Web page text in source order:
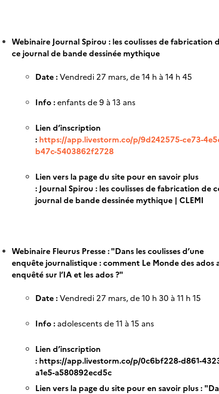
Webinaire Journal Spirou : les coulisses de fabrication
ce journal de bande dessinée mythique
Date :Vendredi 27 mars, de 14 h à 14 h 45
Info :enfants de 9 à 13 ans
Lien d’inscription
: https://app.livestorm.co/p/9d242575-ce73-
b47c-5403862f2728
Lien vers la page du site pour en savoir plus
:Journal Spirou : les coulisses de fabrication de
journal de bande dessinée mythique | CLEMI
Webinaire Fleurus Presse : "Dans les coulisses d’une
enquête journalistique : comment Le Monde des ados
enquêté sur l’IA et les ados ?"
Date :Vendredi 27 mars, de 10 h 30 à 11 h 15
Info : adolescents de 11 à 15 ans
Lien d’inscription
: https://app.livestorm.co/p/0c6bf228-d861-
a1e5-a580892ecd5c
Lien vers la page du site pour en savoir plus :